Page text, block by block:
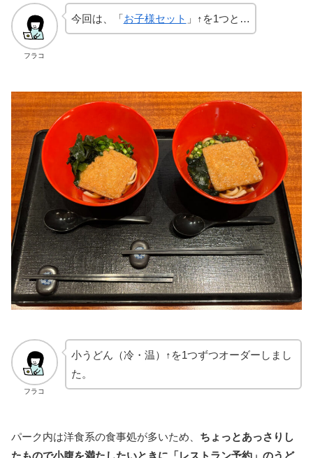
フラコ
今回は、「お子様セット 」↑を1つと…
フラコ
小うどん（冷・温）↑を1つずつオーダーしまし
た。
パーク内は洋食系の食事処が多いため、 ちょっとあっさりし